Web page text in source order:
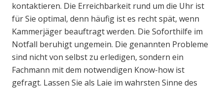
kontaktieren. Die Erreichbarkeit rund um die Uhr ist
für Sie optimal, denn häufig ist es recht spät, wenn
Kammerjäger beauftragt werden. Die Soforthilfe im
Notfall beruhigt ungemein. Die genannten Probleme
sind nicht von selbst zu erledigen, sondern ein
Fachmann mit dem notwendigen Know-how ist
gefragt. Lassen Sie als Laie im wahrsten Sinne des